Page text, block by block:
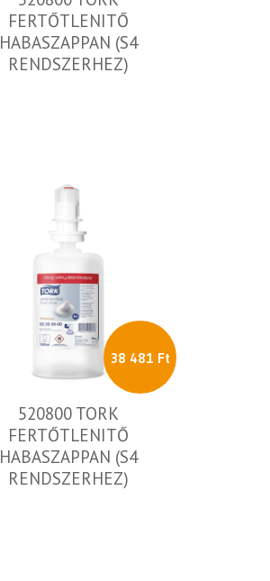
FERTŐTLENITŐ
HABASZAPPAN (S4
RENDSZERHEZ)
38 481 Ft
520800 TORK
FERTŐTLENITŐ
HABASZAPPAN (S4
RENDSZERHEZ)